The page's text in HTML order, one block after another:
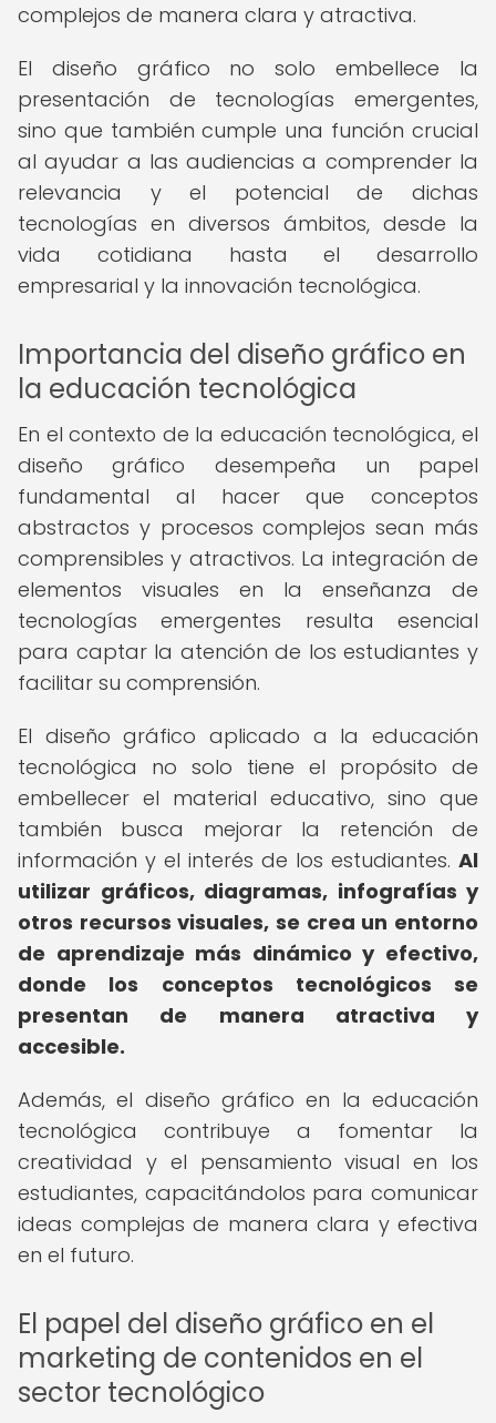
complejos de manera clara y atractiva.
El diseño gráfico no solo embellece la
presentación de tecnologías emergentes,
sino que también cumple una función crucial
al ayudar a las audiencias a comprender la
relevancia y el potencial de dichas
tecnologías en diversos ámbitos, desde la
vida cotidiana hasta el desarrollo
empresarial y la innovación tecnológica.
Importancia del diseño gráfico en
la educación tecnológica
En el contexto de la educación tecnológica, el
diseño gráfico desempeña un papel
fundamental al hacer que conceptos
abstractos y procesos complejos sean más
comprensibles y atractivos. La integración de
elementos visuales en la enseñanza de
tecnologías emergentes resulta esencial
para captar la atención de los estudiantes y
facilitar su comprensión.
El diseño gráfico aplicado a la educación
tecnológica no solo tiene el propósito de
embellecer el material educativo, sino que
también busca mejorar la retención de
información y el interés de los estudiantes. Al
utilizar gráficos, diagramas, infografías y
otros recursos visuales, se crea un entorno
de aprendizaje más dinámico y efectivo,
donde los conceptos tecnológicos se
presentan de manera atractiva y
accesible.
Además, el diseño gráfico en la educación
tecnológica contribuye a fomentar la
creatividad y el pensamiento visual en los
estudiantes, capacitándolos para comunicar
ideas complejas de manera clara y efectiva
en el futuro.
El papel del diseño gráfico en el
marketing de contenidos en el
sector tecnológico